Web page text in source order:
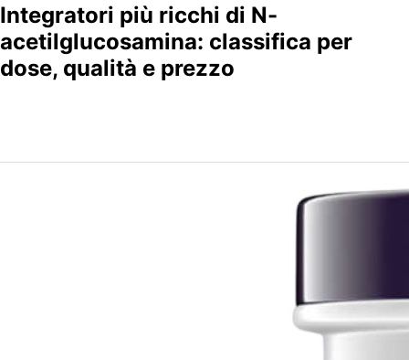
Integratori più ricchi di N-
acetilglucosamina: classifica per
dose, qualità e prezzo